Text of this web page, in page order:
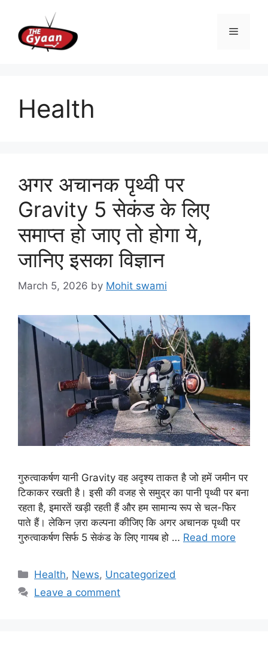
content
Menu
Health
अगर अचानक पृथ्वी पर
Gravity 5 सेकंड के लिए
समाप्त हो जाए तो होगा ये,
जानिए इसका विज्ञान
March 5, 2026 by Mohit swami
गुरुत्वाकर्षण यानी Gravity वह अदृश्य ताकत है जो हमें जमीन पर
टिकाकर रखती है। इसी की वजह से समुद्र का पानी पृथ्वी पर बना
रहता है, इमारतें खड़ी रहती हैं और हम सामान्य रूप से चल-फिर
पाते हैं। लेकिन ज़रा कल्पना कीजिए कि अगर अचानक पृथ्वी पर
गुरुत्वाकर्षण सिर्फ 5 सेकंड के लिए गायब हो … Read more
Categories
Health, News, Uncategorized
Leave a comment